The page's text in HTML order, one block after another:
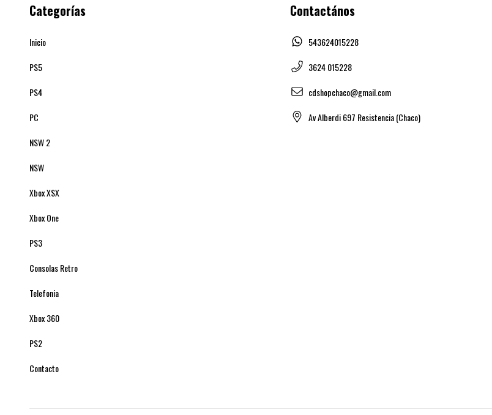
Categorías
Inicio
PS5
PS4
PC
NSW 2
NSW
Xbox XSX
Xbox One
PS3
Consolas Retro
Telefonia
Xbox 360
PS2
Contacto
Contactános
543624015228
3624 015228
cdshopchaco@gmail.com
Av Alberdi 697 Resistencia (Chaco)